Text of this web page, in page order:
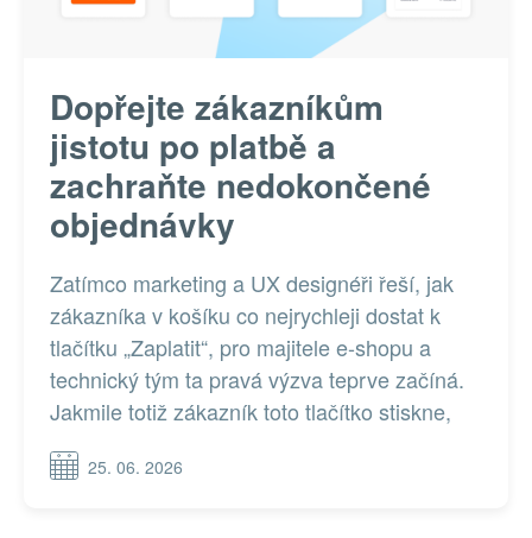
Dopřejte zákazníkům
jistotu po platbě a
zachraňte nedokončené
objednávky
Zatímco marketing a UX designéři řeší, jak
zákazníka v košíku co nejrychleji dostat k
tlačítku „Zaplatit“, pro majitele e-shopu a
technický tým ta pravá výzva teprve začíná.
Jakmile totiž zákazník toto tlačítko stiskne,
webem, platební bránou a bankou. Právě v
25. 06. 2026